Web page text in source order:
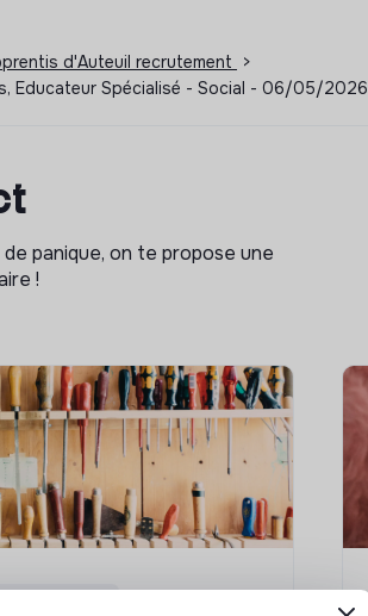
d'Auteuil recrutement
>
Educateur Spécialisé - Social - 06/05/2026
panique, on te propose une
!